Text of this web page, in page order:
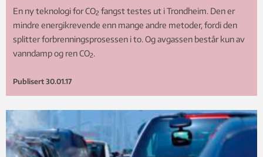
En ny teknologi for CO2 fangst testes ut i Trondheim. Den er
mindre energikrevende enn mange andre metoder, fordi den
splitter forbrenningsprosessen i to. Og avgassen består kun av
vanndamp og ren CO2.
Publisert 30.01.17